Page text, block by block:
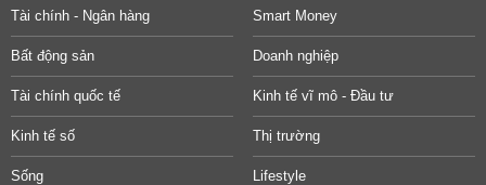
Tài chính - Ngân hàng Smart Money
Bất động sản Doanh nghiệp
Tài chính quốc tế Kinh tế vĩ mô - Đầu tư
Kinh tế số Thị trường
Sống Lifestyle